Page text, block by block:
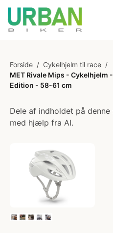
Forside / Cykelhjelm til race /
MET Rivale Mips - Cykelhjelm
Edition - 58-61 cm
Dele af indholdet på
med hjælp fra AI.